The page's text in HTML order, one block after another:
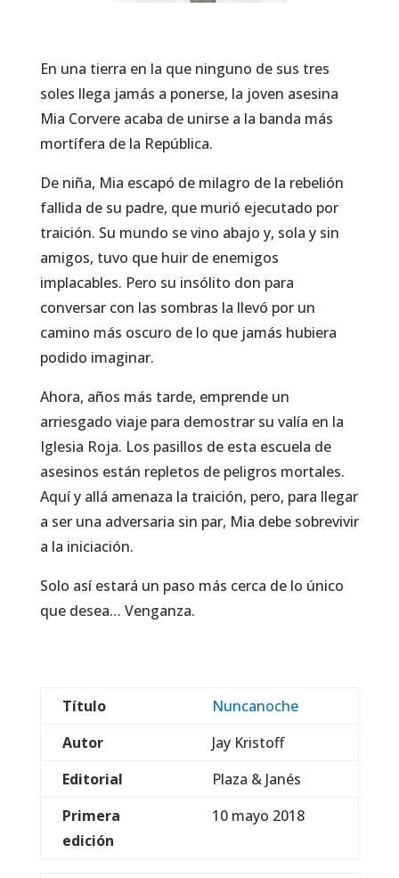
En una tierra en la que ninguno de sus tres
soles llega jamás a ponerse, la joven asesina
Mia Corvere acaba de unirse a la banda más
mortífera de la República.
De niña, Mia escapó de milagro de la rebelión
fallida de su padre, que murió ejecutado por
traición. Su mundo se vino abajo y, sola y sin
amigos, tuvo que huir de enemigos
implacables. Pero su insólito don para
conversar con las sombras la llevó por un
camino más oscuro de lo que jamás hubiera
podido imaginar.
Ahora, años más tarde, emprende un
arriesgado viaje para demostrar su valía en la
Iglesia Roja. Los pasillos de esta escuela de
asesinos están repletos de peligros mortales.
Aquí y allá amenaza la traición, pero, para llegar
a ser una adversaria sin par, Mia debe sobrevivir
a la iniciación.
Solo así estará un paso más cerca de lo único
que desea… Venganza.
Título
Nuncanoche
Autor
Jay Kristoff
Editorial
Plaza & Janés
Primera
edición
10 mayo 2018